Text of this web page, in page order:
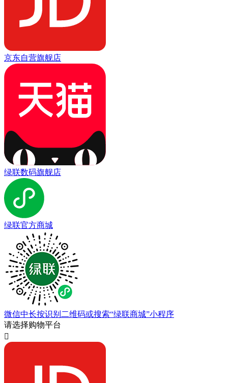
京东自营旗舰店
绿联数码旗舰店
绿联官方商城
微信中长按识别二维码或搜索“绿联商城”小程序
请选择购物平台
